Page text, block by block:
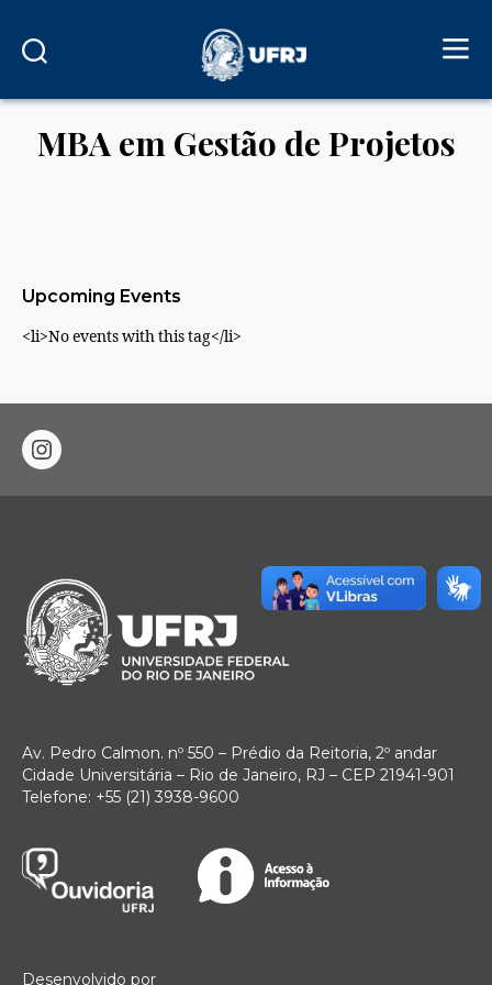
MBA em Gestão de Projetos
Upcoming Events
<li>No events with this tag</li>
instagram
Av. Pedro Calmon. nº 550 – Prédio da Reitoria, 2º andar
Cidade Universitária – Rio de Janeiro, RJ – CEP 21941-901
Telefone: +55 (21) 3938-9600
Desenvolvido por